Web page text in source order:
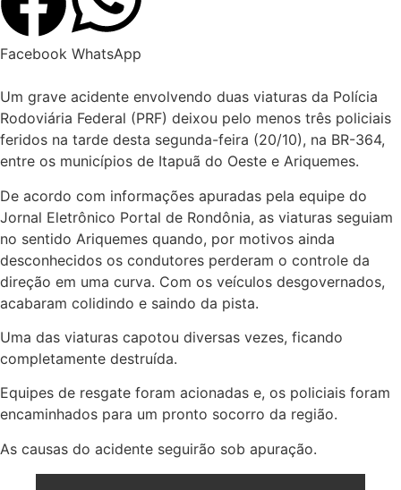
Facebook WhatsApp
Um grave acidente envolvendo duas viaturas da Polícia
Rodoviária Federal (PRF) deixou pelo menos três policiais
feridos na tarde desta segunda-feira (20/10), na BR-364,
entre os municípios de Itapuã do Oeste e Ariquemes.
De acordo com informações apuradas pela equipe do
Jornal Eletrônico Portal de Rondônia, as viaturas seguiam
no sentido Ariquemes quando, por motivos ainda
desconhecidos os condutores perderam o controle da
direção em uma curva. Com os veículos desgovernados,
acabaram colidindo e saindo da pista.
Uma das viaturas capotou diversas vezes, ficando
completamente destruída.
Equipes de resgate foram acionadas e, os policiais foram
encaminhados para um pronto socorro da região.
As causas do acidente seguirão sob apuração.